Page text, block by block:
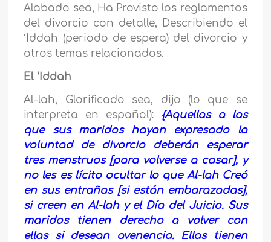
Alabado sea, Ha Provisto los reglamentos
del divorcio con detalle, Describiendo el
‘Iddah (periodo de espera) del divorcio y
otros temas relacionados.
El ‘Iddah
Al-lah, Glorificado sea, dijo (lo que se
interpreta en español):
{Aquellas a las
que sus maridos hayan expresado la
voluntad de divorcio deberán esperar
tres menstruos [para volverse a casar], y
no les es lícito ocultar lo que Al-lah Creó
en sus entrañas [si están embarazadas],
si creen en Al-lah y el Día del Juicio. Sus
maridos tienen derecho a volver con
ellas si desean avenencia. Ellas tienen